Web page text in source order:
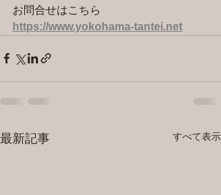
お問合せはこちら
https://www.yokohama-tantei.net
最新記事 すべて表示